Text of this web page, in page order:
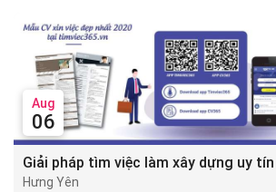
📰 Nguồn: Cointelegraph
Aug
06
Hưng Yên